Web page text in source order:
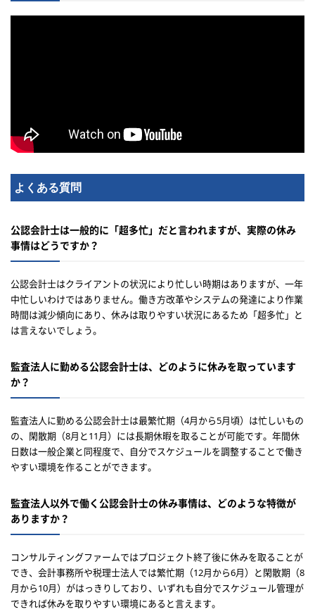
よくある質問
公認会計士は一般的に「超多忙」だと言われますが、実際の休み
事情はどうですか？
公認会計士はクライアントの状況により忙しい時期はありますが、一年
中忙しいわけではありません。働き方改革やシステムの発達により作業
時間は減少傾向にあり、休みは取りやすい状況にあるため「超多忙」と
は言えないでしょう。
監査法人に勤める公認会計士は、どのように休みを取っています
か？
監査法人に勤める公認会計士は最繁忙期（4月から5月頃）は忙しいもの
の、閑散期（8月と11月）には長期休暇を取ることが可能です。年間休
日数は一般企業と同程度で、自分でスケジュールを調整することで働き
やすい環境を作ることができます。
監査法人以外で働く公認会計士の休み事情は、どのような特徴が
ありますか？
コンサルティングファームではプロジェクト終了後に休みを取ることが
でき、会計事務所や税理士法人では繁忙期（12月から6月）と閑散期（8
月から10月）がはっきりしており、いずれも自分でスケジュール管理が
できれば休みを取りやすい環境にあると言えます。